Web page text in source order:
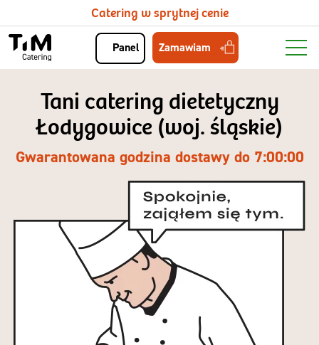
Catering w sprytnej cenie
Panel Zamawiam
Tani catering dietetyczny
Łodygowice (woj. śląskie)
Gwarantowana godzina dostawy do 7:00:00